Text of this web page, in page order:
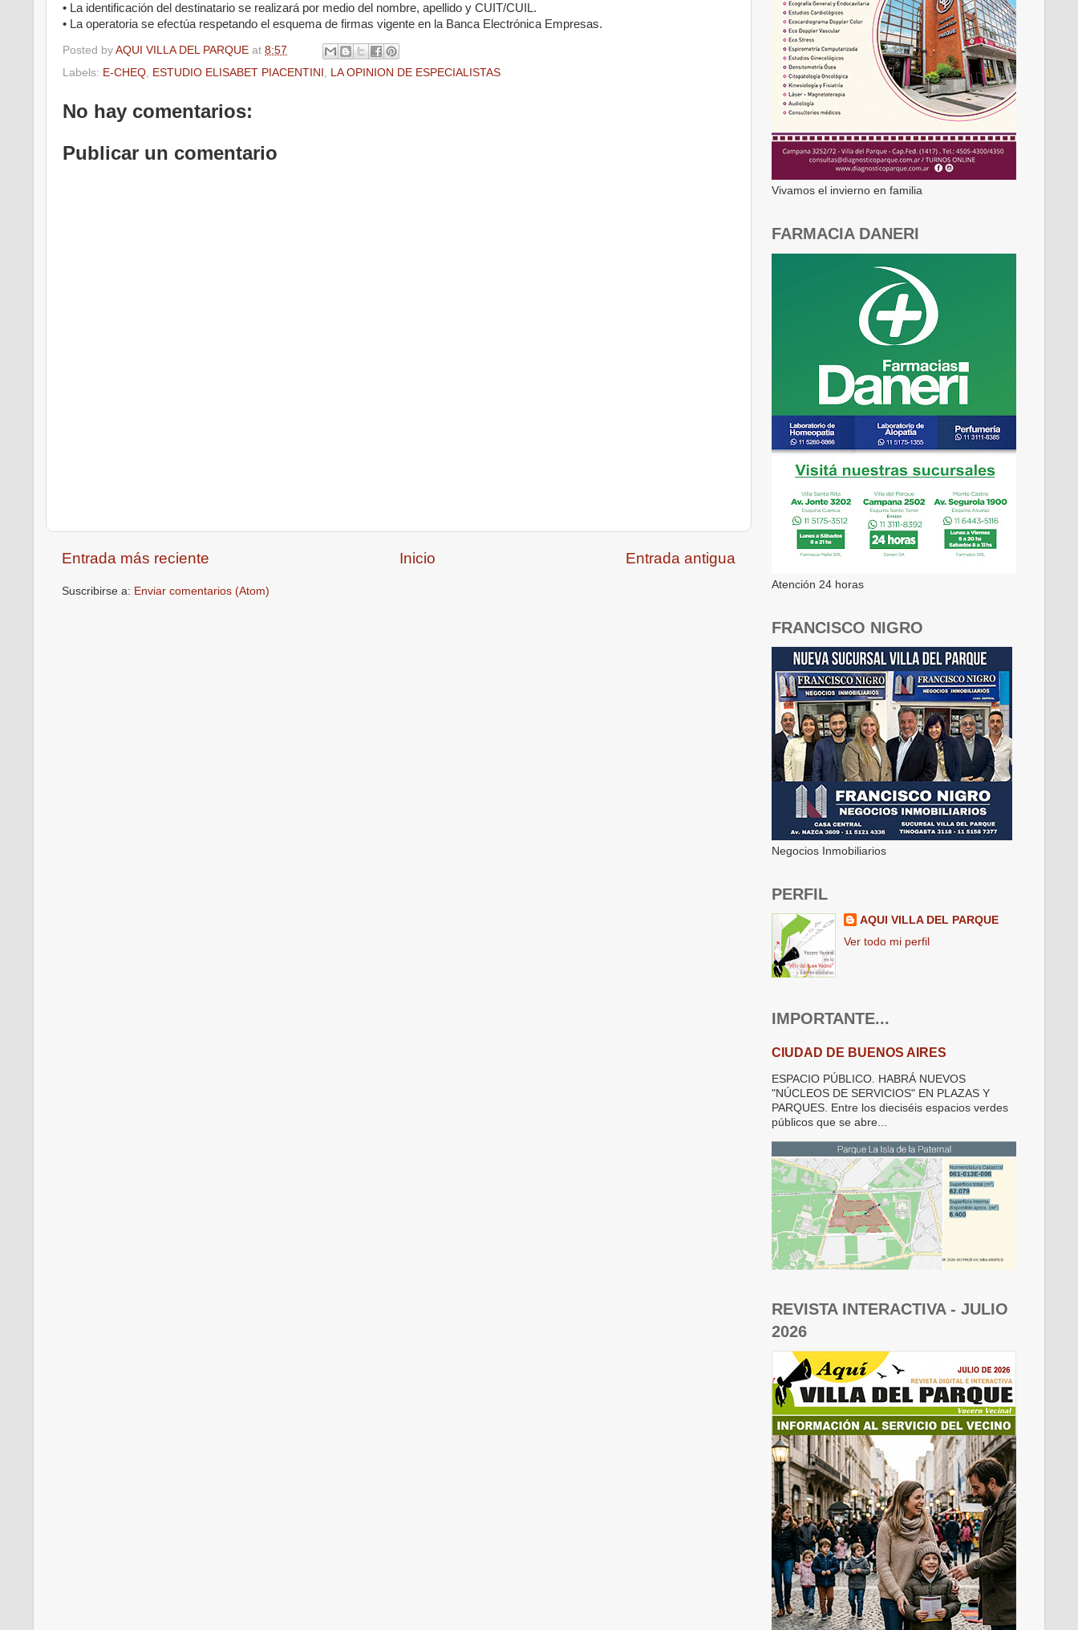
• La identificación del destinatario se realizará por medio del nombre, apellido y CUIT/CUIL.
• La operatoria se efectúa respetando el esquema de firmas vigente en la Banca Electrónica Empresas.
Posted by AQUI VILLA DEL PARQUE at 8:57
Labels: E-CHEQ ESTUDIO ELISABET PIACENTINI LA OPINION DE ESPECIALISTAS
No hay comentarios:
Publicar un comentario
Entrada más reciente Entrada antigua
Inicio
Suscribirse a: Enviar comentarios (Atom)
Vivamos el invierno en familia
FARMACIA DANERI
Atención 24 horas
FRANCISCO NIGRO
Negocios Inmobiliarios
PERFIL
AQUI VILLA DEL PARQUE
Ver todo mi perfil
IMPORTANTE...
CIUDAD DE BUENOS AIRES
ESPACIO PÚBLICO. HABRÁ NUEVOS
"NÚCLEOS DE SERVICIOS" EN PLAZAS Y
PARQUES. Entre los dieciséis espacios verdes
públicos que se abre...
REVISTA INTERACTIVA - JULIO
2026